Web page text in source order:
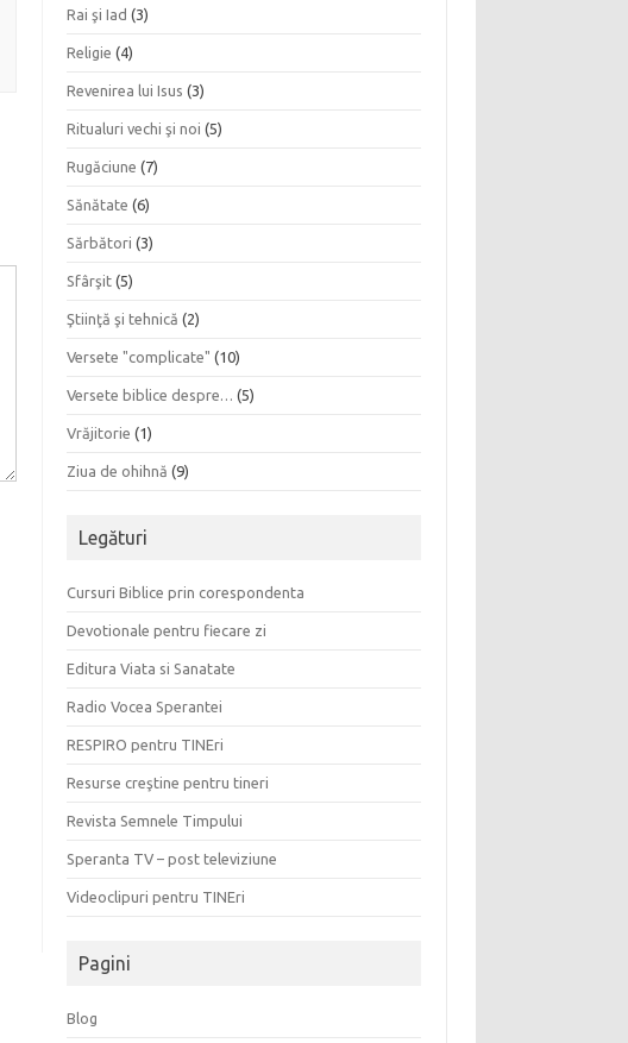
Rai şi Iad (3)
Religie (4)
Revenirea lui Isus (3)
Ritualuri vechi şi noi (5)
Rugăciune (7)
Sănătate (6)
Sărbători (3)
Sfârşit (5)
Ştiinţă şi tehnică (2)
Versete "complicate" (10)
Versete biblice despre… (5)
Vrăjitorie (1)
Ziua de ohihnă (9)
Legături
Cursuri Biblice prin corespondenta
Devotionale pentru fiecare zi
Editura Viata si Sanatate
Radio Vocea Sperantei
RESPIRO pentru TINEri
Resurse creştine pentru tineri
Revista Semnele Timpului
Speranta TV – post televiziune
Videoclipuri pentru TINEri
Pagini
Blog